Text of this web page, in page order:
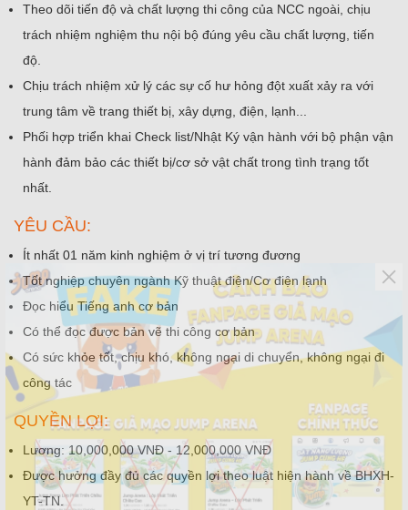
Theo dõi tiến độ và chất lượng thi công của NCC ngoài, chịu
trách nhiệm nghiệm thu nội bộ đúng yêu cầu chất lượng, tiến
độ.
Chịu trách nhiệm xử lý các sự cố hư hỏng đột xuất xảy ra với
trung tâm về trang thiết bị, xây dựng, điện, lạnh...
Phối hợp triển khai Check list/Nhật Ký vận hành với bộ phận vận
hành đảm bảo các thiết bị/cơ sở vật chất trong tình trạng tốt
nhất.
YÊU CẦU:
Ít nhất 01 năm kinh nghiệm ở vị trí tương đương
Tốt nghiệp chuyên ngành Kỹ thuật điện/Cơ điện lạnh
Đọc hiểu Tiếng anh cơ bản
Có thể đọc được bản vẽ thi công cơ bản
Có sức khỏe tốt, chịu khó, không ngại di chuyển, không ngại đi
công tác
QUYỀN LỢI:
Lương: 10,000,000 VNĐ - 12,000,000 VNĐ
Được hưởng đầy đủ các quyền lợi theo luật hiện hành về BHXH-
YT-TN.